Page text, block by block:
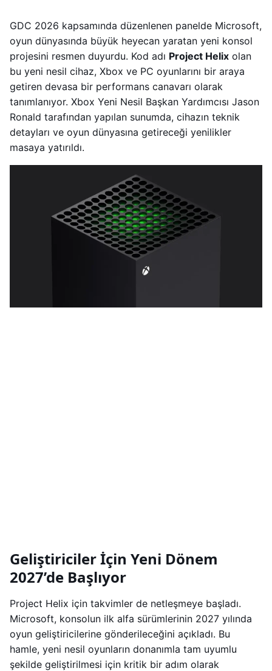
GDC 2026 kapsamında düzenlenen panelde Microsoft,
oyun dünyasında büyük heyecan yaratan yeni konsol
projesini resmen duyurdu. Kod adı Project Helix olan
bu yeni nesil cihaz, Xbox ve PC oyunlarını bir araya
getiren devasa bir performans canavarı olarak
tanımlanıyor. Xbox Yeni Nesil Başkan Yardımcısı Jason
Ronald tarafından yapılan sunumda, cihazın teknik
detayları ve oyun dünyasına getireceği yenilikler
masaya yatırıldı.
Geliştiriciler İçin Yeni Dönem
2027’de Başlıyor
Project Helix için takvimler de netleşmeye başladı.
Microsoft, konsolun ilk alfa sürümlerinin 2027 yılında
oyun geliştiricilerine gönderileceğini açıkladı. Bu
hamle, yeni nesil oyunların donanımla tam uyumlu
şekilde geliştirilmesi için kritik bir adım olarak